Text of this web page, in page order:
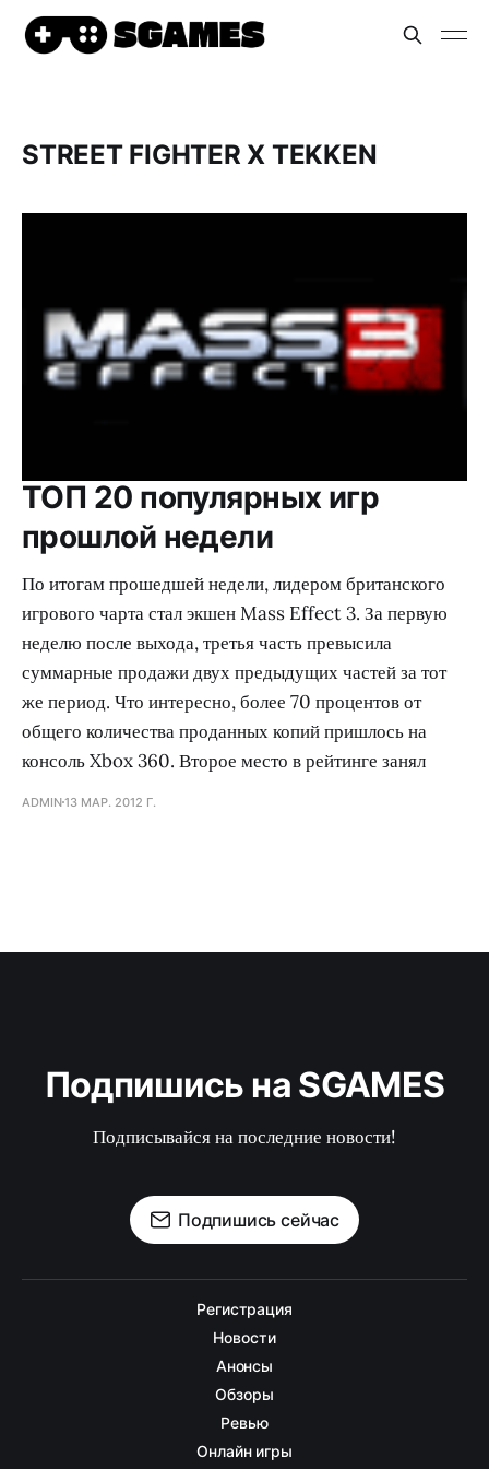
STREET FIGHTER X TEKKEN
ТОП 20 популярных игр
прошлой недели
По итогам прошедшей недели, лидером британского
игрового чарта стал экшен Mass Effect 3. За первую
неделю после выхода, третья часть превысила
суммарные продажи двух предыдущих частей за тот
же период. Что интересно, более 70 процентов от
общего количества проданных копий пришлось на
консоль Xbox 360. Второе место в рейтинге занял
ADMIN13 МАР. 2012 Г.
Подпишись на SGAMES
Подписывайся на последние новости!
Подпишись сейчас
Регистрация
Новости
Анонсы
Обзоры
Ревью
Онлайн игры